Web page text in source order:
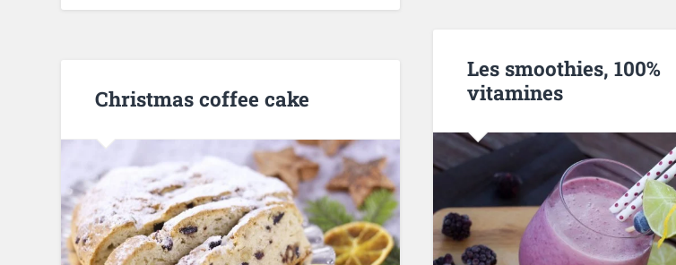
Les smoothies, 100%
vitamines
Christmas coffee cake